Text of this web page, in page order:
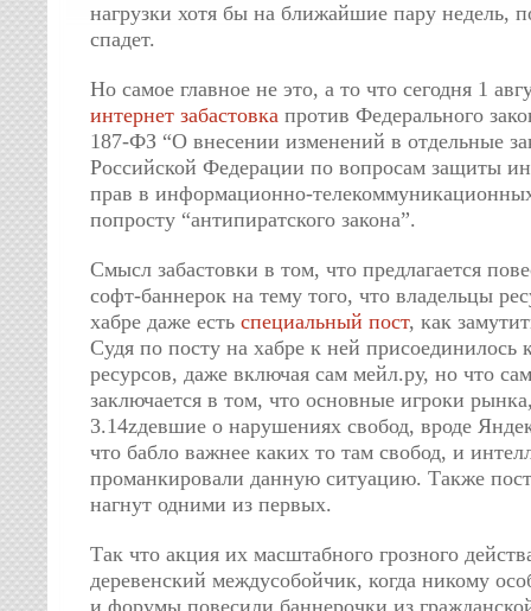
нагрузки хотя бы на ближайшие пару недель,
спадет.
Но самое главное не это, а то что сегодня 1
интернет забастовка против Федерального
187-ФЗ “О внесении изменений в отдельные
Российской Федерации по вопросам защиты
прав в информационно-
попросту “антипиратского закона”.
Смысл забастовки в том, что предлагается
софт-баннерок на тему того, что владельцы
хабре даже есть специальный пост, как
Судя по посту на хабре к ней присоединилось
ресурсов, даже включая сам мейл.ру, но что
заключается в том, что основные игроки
3.14zдевшие о нарушениях свобод, вроде
что бабло важнее каких то там свобод, и
проманкировали данную ситуацию. Также
нагнут одними из первых.
Так что акция их масштабного грозного
деревенский междусобойчик, когда никому
и форумы повесили баннерочки из